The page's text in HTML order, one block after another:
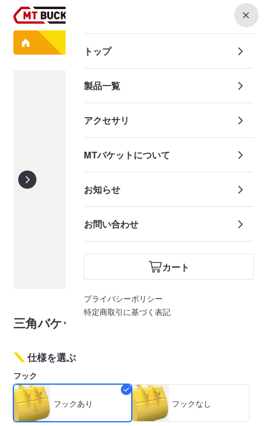
トップ
製品一覧
アクセサリ
MTバケットについて
お知らせ
お問い合わせ
カート
プライバシーポリシー
特定商取引に基づく表記
三角バケット TB062 3分
仕様を選ぶ
フック
フックあり フックなし